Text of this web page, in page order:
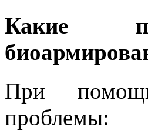
Какие
При
проблемы: